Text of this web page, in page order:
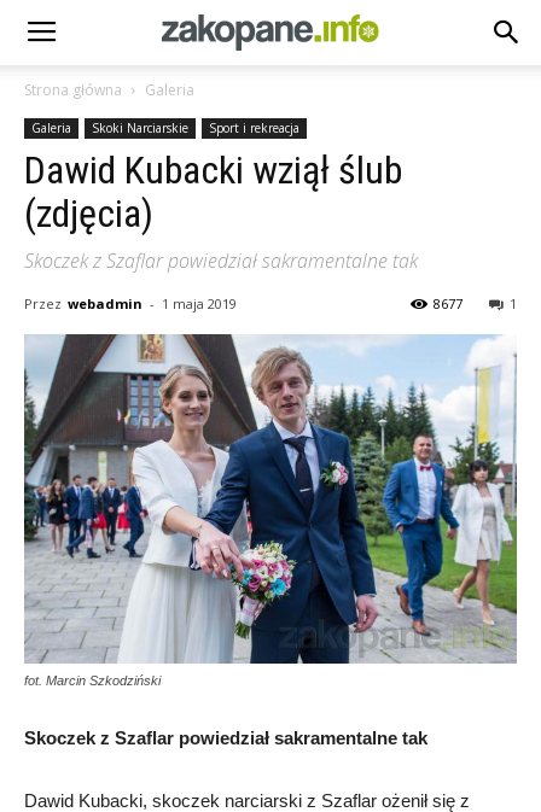
Strona główna Galeria
Galeria Skoki Narciarskie Sport i rekreacja
Dawid Kubacki wziął ślub
(zdjęcia)
Skoczek z Szaflar powiedział sakramentalne tak
Przez webadmin - 1 maja 2019 1
8677
fot. Marcin Szkodziński
Skoczek z Szaflar powiedział sakramentalne tak
Dawid Kubacki, skoczek narciarski z Szaflar ożenił się z